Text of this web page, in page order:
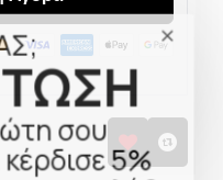
σου
5%